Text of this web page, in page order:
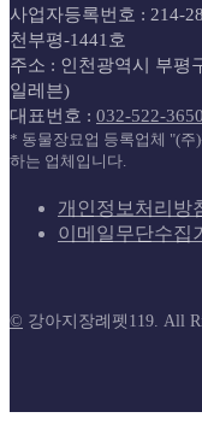
사업자등록번호 : 214-
천부평-1441호
주소 : 인천광역시 부평
일레븐)
대표번호 : 032-522-3650
* 동물장묘업 등록업체 "(주
하는 업체입니다.
개인정보처리방
이메일무단수집
© 강아지장례펫119. All